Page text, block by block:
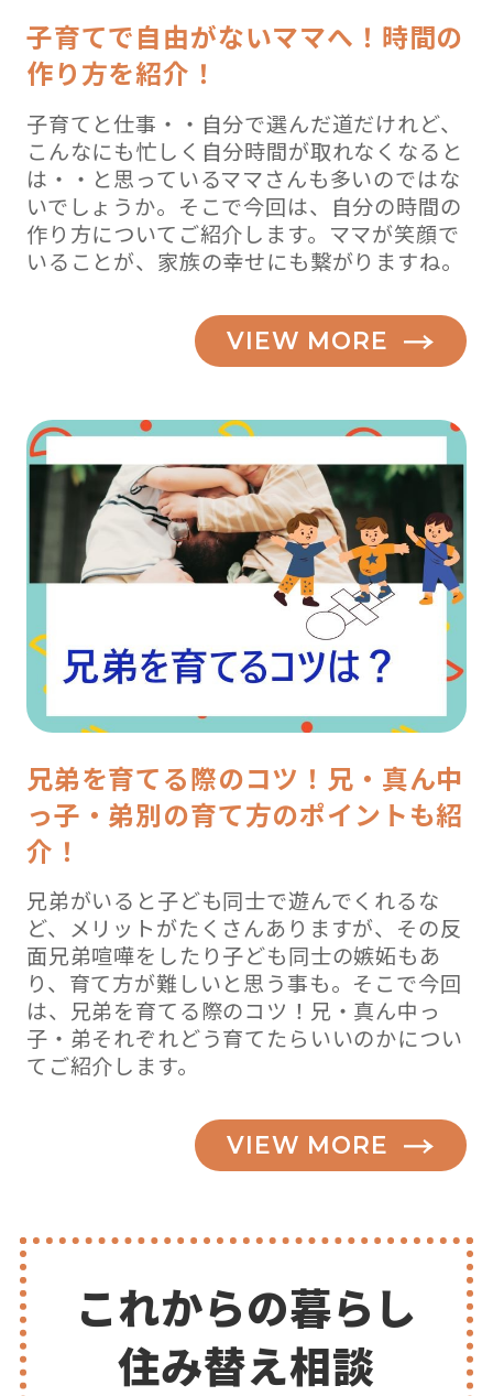
子育てで自由がないママへ！時間の
作り方を紹介！
子育てと仕事・・自分で選んだ道だけれど、
こんなにも忙しく自分時間が取れなくなると
は・・と思っているママさんも多いのではな
いでしょうか。そこで今回は、自分の時間の
作り方についてご紹介します。ママが笑顔で
いることが、家族の幸せにも繋がりますね。
VIEW MORE
兄弟を育てる際のコツ！兄・真ん中
っ子・弟別の育て方のポイントも紹
介！
兄弟がいると子ども同士で遊んでくれるな
ど、メリットがたくさんありますが、その反
面兄弟喧嘩をしたり子ども同士の嫉妬もあ
り、育て方が難しいと思う事も。そこで今回
は、兄弟を育てる際のコツ！兄・真ん中っ
子・弟それぞれどう育てたらいいのかについ
てご紹介します。
VIEW MORE
これからの暮らし
住み替え相談